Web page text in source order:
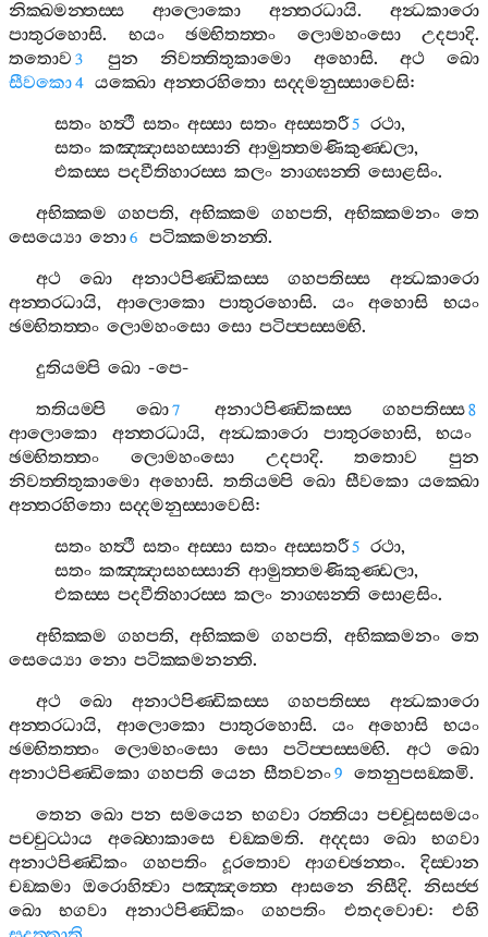
නික‍්ඛමන‍්තස‍්ස
ආලොකො අන‍්තරධායි. අන්‍ධකාරො
පාතුරහොසි. භයං ඡම‍්භිතත‍්තං ලොමහංසො උදපාදි.
තතොව 3 පුන නිවත‍්තිතුකාමො අහොසි. අථ
ඛො
සීවකො4 යක‍්ඛො අන‍්තරහිතො සද‍්දමනුස‍්සාවෙසි:
සතං හත්‍ථී සතං අස‍්සා සතං අස‍්සතරී5 රථා,
සතං කඤ‍්ඤාසහස‍්සානි ආමුත‍්තමණිකුණ‍්ඩලා,
එකස‍්ස පදවීතිහාරස‍්ස කලං නාග‍්ඝන‍්ති සොළසිං.
අභික‍්කම ගහපති,අභික‍්කම ගහපති, අභික‍්කමනං තෙ
සෙය්‍යො නො6 පටික‍්කමනන‍්ති.
අථ
ඛො අනාථපිණ‍්ඩිකස‍්ස ගහපතිස‍්ස
අන්‍ධකාරො
අන‍්තරධායි, ආලොකො පාතුරහොසි. යං අහොසි
භයං
ඡම‍්භිතත‍්තං ලොමහංසො සො පටිප‍්පස‍්සම‍්භි.
දුතියම‍්පි ඛො-පෙ-
තතියම‍්පි
ඛො7 අනාථපිණ‍්ඩිකස‍්ස ගහපතිස‍්ස8
ආලොකො අන‍්තරධායි,අන්‍ධකාරො පාතුරහොසි,භයං
ඡම‍්භිතත‍්තං
ලොමහංසො උදපාදි.තතොව
පුන
නිවත‍්තිතුකාමො අහොසි. තතියම‍්පි ඛො සීවකො යක‍්ඛො
අන‍්තරහිතො සද‍්දමනුස‍්සාවෙසි:
සතං හත්‍ථී සතං අස‍්සා සතං අස‍්සතරී5 රථා,
සතං කඤ‍්ඤාසහස‍්සානි ආමුත‍්තමණිකුණ‍්ඩලා,
එකස‍්ස පදවීතිහාරස‍්ස කලං නාග‍්ඝන‍්ති සොළසිං.
අභික‍්කම ගහපති,අභික‍්කම ගහපති, අභික‍්කමනං තෙ
සෙය්‍යො නො පටික‍්කමනන‍්ති.
අථ
ඛො අනාථපිණ‍්ඩිකස‍්ස ගහපතිස‍්ස
අන්‍ධකාරො
අන‍්තරධායි, ආලොකො පාතුරහොසි. යං අහොසි
භයං
ඡම‍්භිතත‍්තං
ලොමහංසො සො පටිප‍්පස‍්සම‍්භි. අථ
ඛො
අනාථපිණ‍්ඩිකො ගහපති යෙන සීතවනං9 තෙනුපසඞ‍්කමි.
තෙන ඛො පන සමයෙන භගවා රත‍්තියා පච‍්චූසසමයං
පච‍්චුට‍්ඨාය
අබ‍්භොකාසෙ චඞ‍්කමති. අද‍්දසා ඛො
භගවා
අනාථපිණ‍්ඩිකං
ගහපතිං දූරතොව ආගච‍්ඡන‍්තං. දිස‍්වාන
චඞ‍්කමා ඔරොහිත්‍වා පඤ‍්ඤත‍්තෙ ආසනෙ නිසීදි.නිසජ‍්ජ
ඛො
භගවා අනාථපිණ‍්ඩිකං ගහපතිං එතදවොච:එහි